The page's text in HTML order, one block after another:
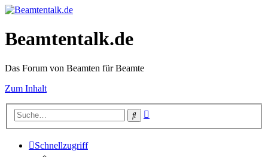
Beamtentalk.de
Das Forum von Beamten für Beamte
Zum Inhalt
Suche
Schnellzugriff